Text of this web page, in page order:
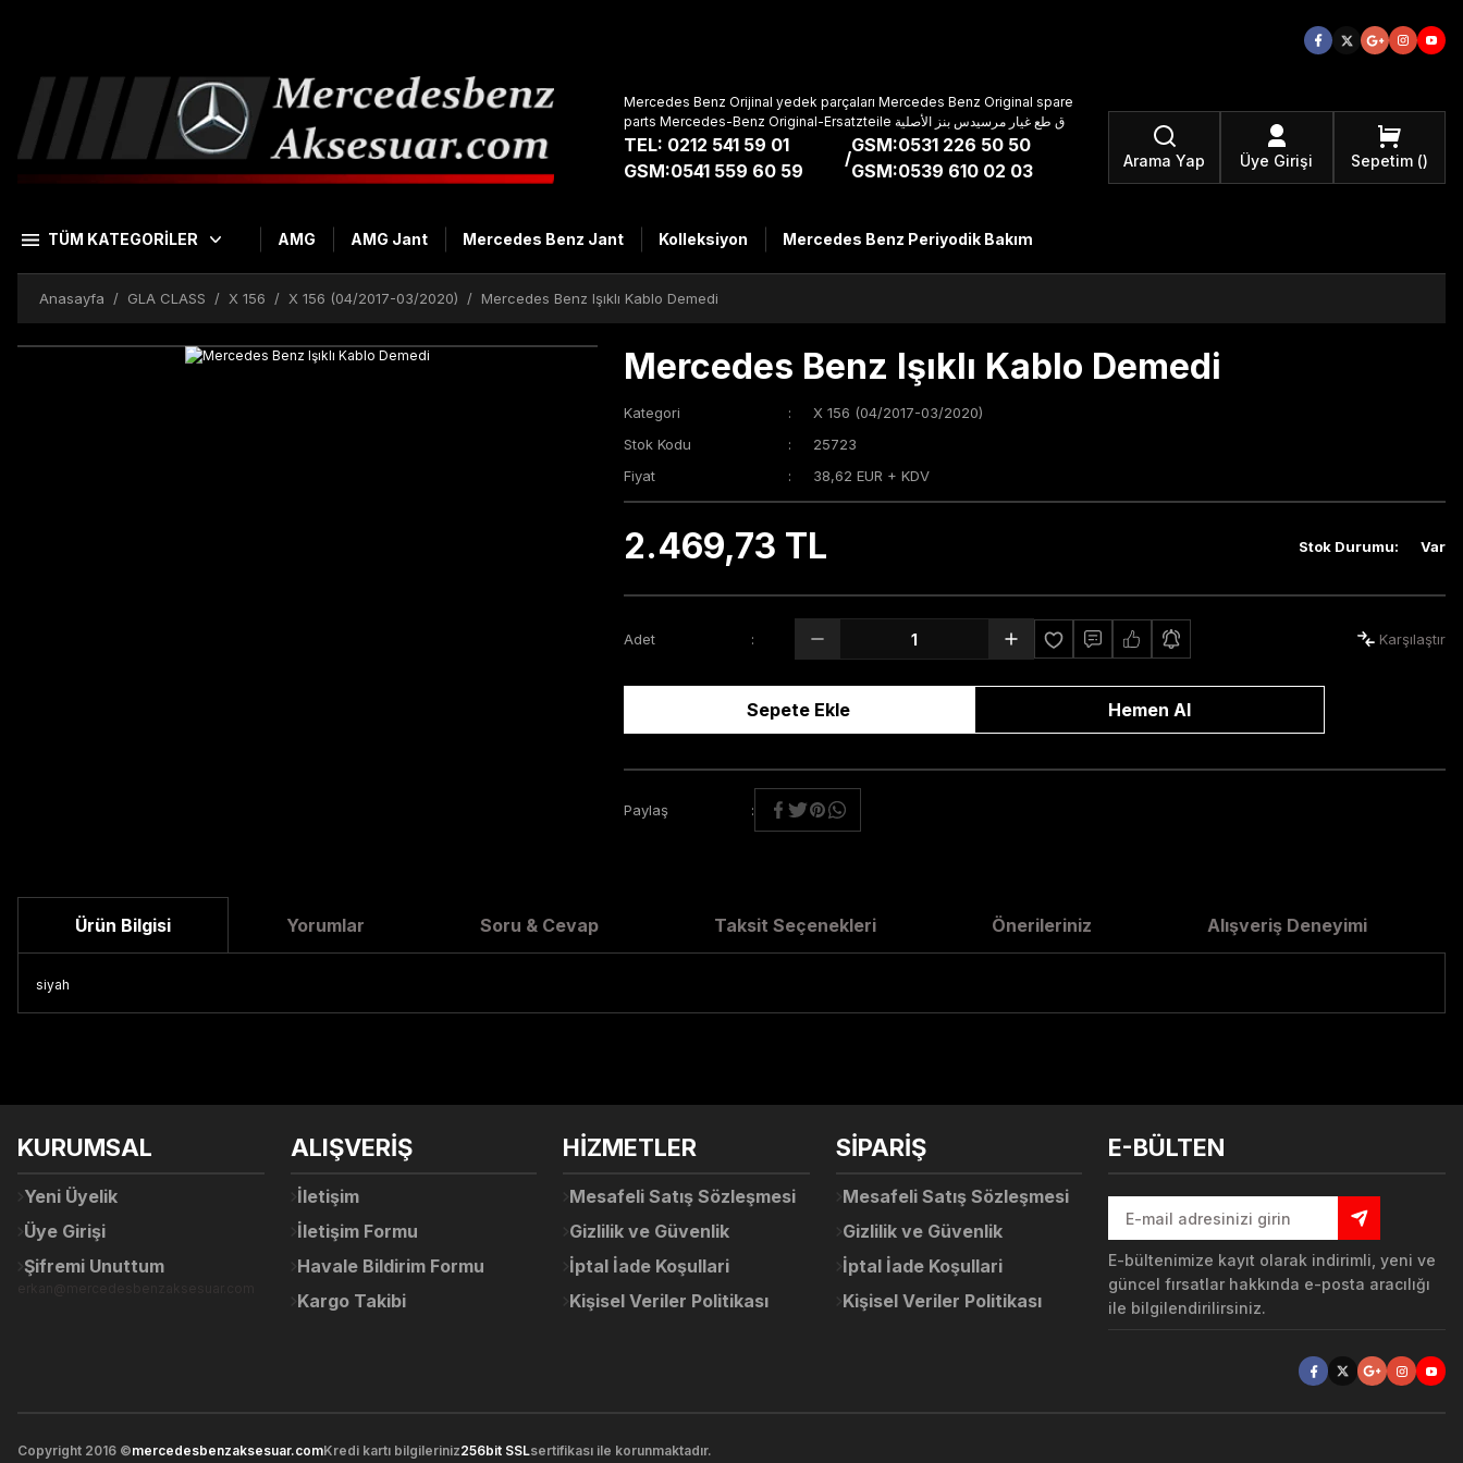
Mercedes Benz Orijinal yedek parçaları Mercedes Benz Original spare
parts Mercedes-Benz Original-Ersatzteile ق طع غيار مرسيدس بنز الأصلية
TEL: 0212 541 59 01
GSM:0541 559 60 59
/
GSM:0531 226 50 50
GSM:0539 610 02 03
Arama Yap Üye Girişi Sepetim
TÜM KATEGORİLER AMG AMG Jant Mercedes Benz Jant Kolleksiyon Mercedes Benz Periyodik Bakım
Anasayfa GLA CLASS X 156 X 156 (04/2017-03/2020) Mercedes Benz Işıklı Kablo Demedi
Mercedes Benz Işıklı Kablo Demedi
Kategori
X 156 (04/2017-03/2020)
Stok Kodu
25723
Fiyat
38,62 EUR + KDV
2.469,73 TL Stok Durumu: Var
Adet Karşılaştır
Sepete Ekle Hemen Al
Paylaş
Ürün Bilgisi Yorumlar Soru & Cevap Taksit Seçenekleri Önerileriniz Alışveriş Deneyimi
siyah
Yorum Yaz
Ürün açıklamasında eksik bilgiler bulunuyor.
Bu ürüne benzer farklı alternatifler olmalı.
Deneyimini Paylaş
KURUMSAL
Yeni Üyelik
Üye Girişi
Şifremi Unuttum
ALIŞVERİŞ
İletişim
İletişim Formu
Havale Bildirim Formu
Kargo Takibi
HİZMETLER
Mesafeli Satış Sözleşmesi
Gizlilik ve Güvenlik
İptal İade Koşullari
Kişisel Veriler Politikası
SİPARİŞ
Mesafeli Satış Sözleşmesi
Gizlilik ve Güvenlik
İptal İade Koşullari
Kişisel Veriler Politikası
E-BÜLTEN
E-bültenimize kayıt olarak indirimli, yeni ve
güncel fırsatlar hakkında e-posta aracılığı
ile bilgilendirilirsiniz.
Copyright 2016 ©mercedesbenzaksesuar.comKredi kartı bilgileriniz256bit SSLsertifikası ile korunmaktadır.